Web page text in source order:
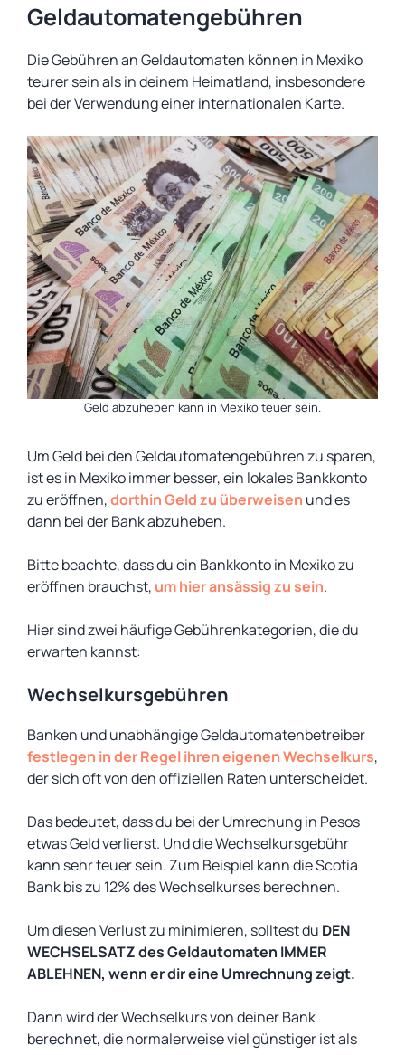
Geldautomatengebühren
Die Gebühren an Geldautomaten können in Mexiko
teurer sein als in deinem Heimatland, insbesondere
bei der Verwendung einer internationalen Karte.
Geld abzuheben kann in Mexiko teuer sein.
Um Geld bei den Geldautomatengebühren zu sparen,
ist es in Mexiko immer besser, ein lokales Bankkonto
zu eröffnen,dorthin Geld zu überweisen und es
dann bei der Bank abzuheben.
Bitte beachte, dass du ein Bankkonto in Mexiko zu
eröffnen brauchst, um hier ansässig zu sein.
Hier sind zwei häufige Gebührenkategorien, die du
erwarten kannst:
Wechselkursgebühren
Banken und unabhängige Geldautomatenbetreiber
festlegen in der Regel ihren eigenen Wechselkurs,
der sich oft von den offiziellen Raten unterscheidet.
Das bedeutet, dass du bei der Umrechung in Pesos
etwas Geld verlierst. Und die Wechselkursgebühr
kann sehr teuer sein. Zum Beispiel kann die Scotia
Bank bis zu 12% des Wechselkurses berechnen.
Um diesen Verlust zu minimieren, solltest du DEN
WECHSELSATZ des Geldautomaten IMMER
ABLEHNEN, wenn er dir eine Umrechnung zeigt.
Dann wird der Wechselkurs von deiner Bank
berechnet, die normalerweise viel günstiger ist als